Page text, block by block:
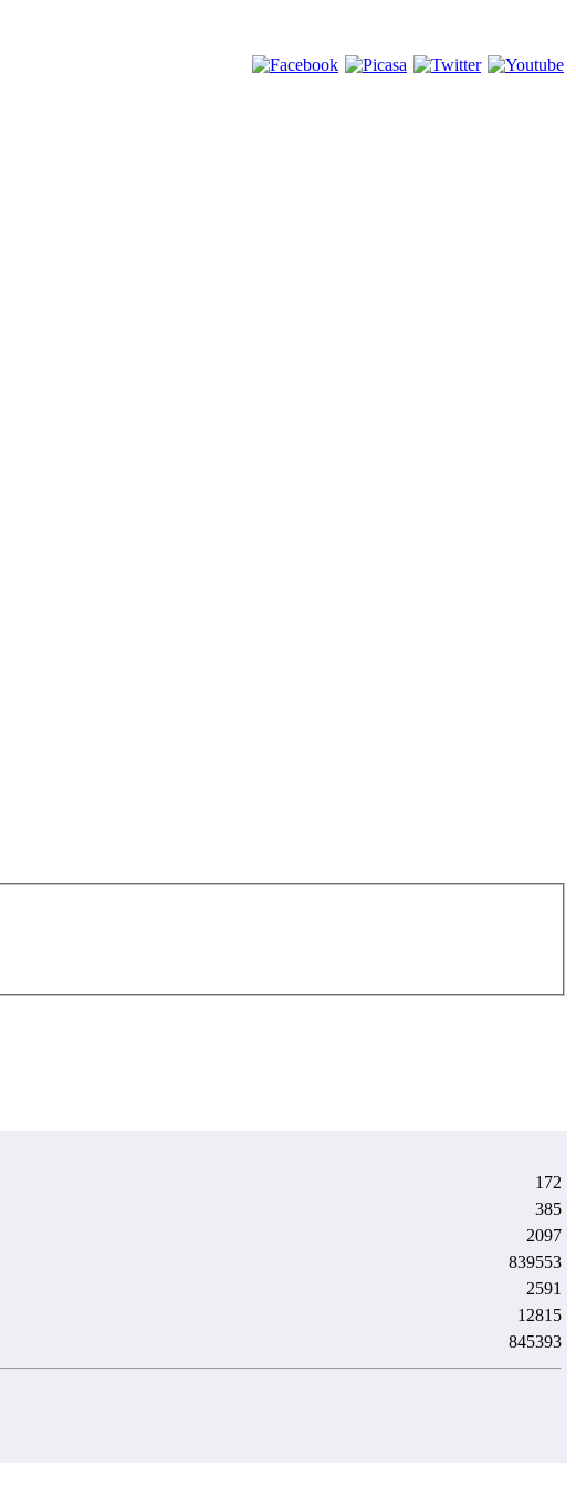
172
385
2097
839553
2591
12815
845393